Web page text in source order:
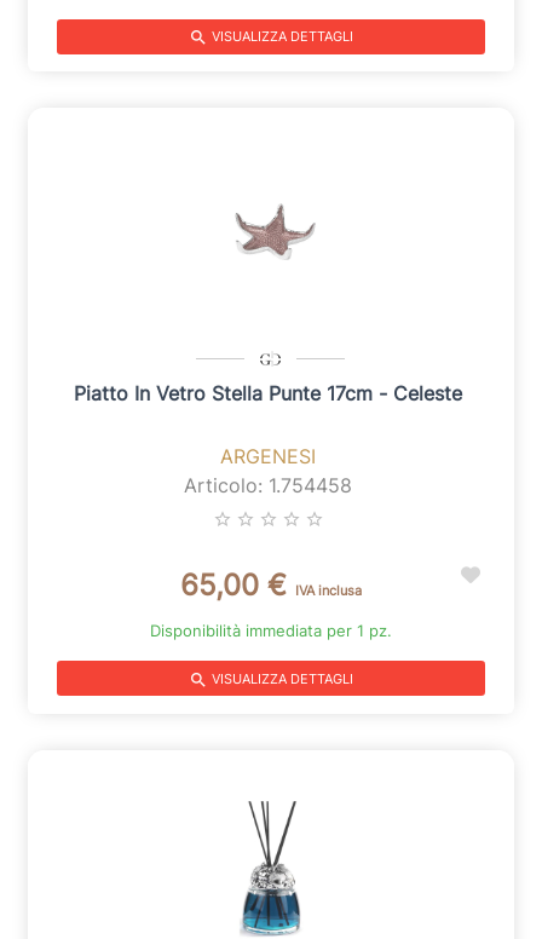
search VISUALIZZA DETTAGLI
Piatto In Vetro Stella Punte 17cm - Celeste
ARGENESI
Articolo: 1.754458
star_border star_border star_border star_border star_border
65,00 € IVA inclusa
Disponibilità immediata per 1 pz.
search VISUALIZZA DETTAGLI